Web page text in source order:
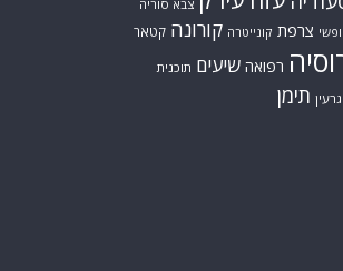
צבא סוריה
צרפת קונייטרה קורונה קטאר
רפואה שיעים תוכנית
תימן